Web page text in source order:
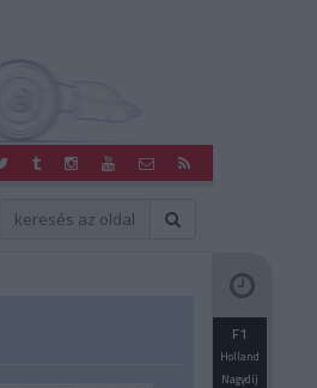
F1
Holland
Nagydíj